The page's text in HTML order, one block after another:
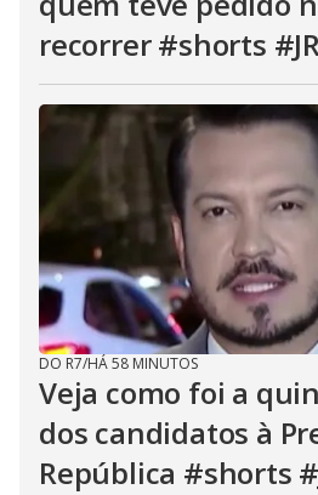
recorrer #shorts
DO R7/HÁ 58 MINUTOS
Veja como foi a
dos candidatos à
República #shorts